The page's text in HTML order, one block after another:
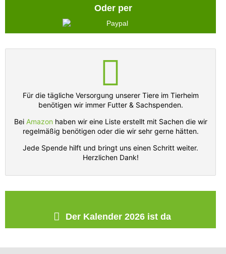
Oder per
Für die tägliche Versorgung unserer Tiere im Tierheim
benötigen wir immer Futter & Sachspenden.
Bei Amazon haben wir eine Liste erstellt mit Sachen die wir
regelmäßig benötigen oder die wir sehr gerne hätten.
Jede Spende hilft und bringt uns einen Schritt weiter.
Herzlichen Dank!
Der Kalender 2026 ist da